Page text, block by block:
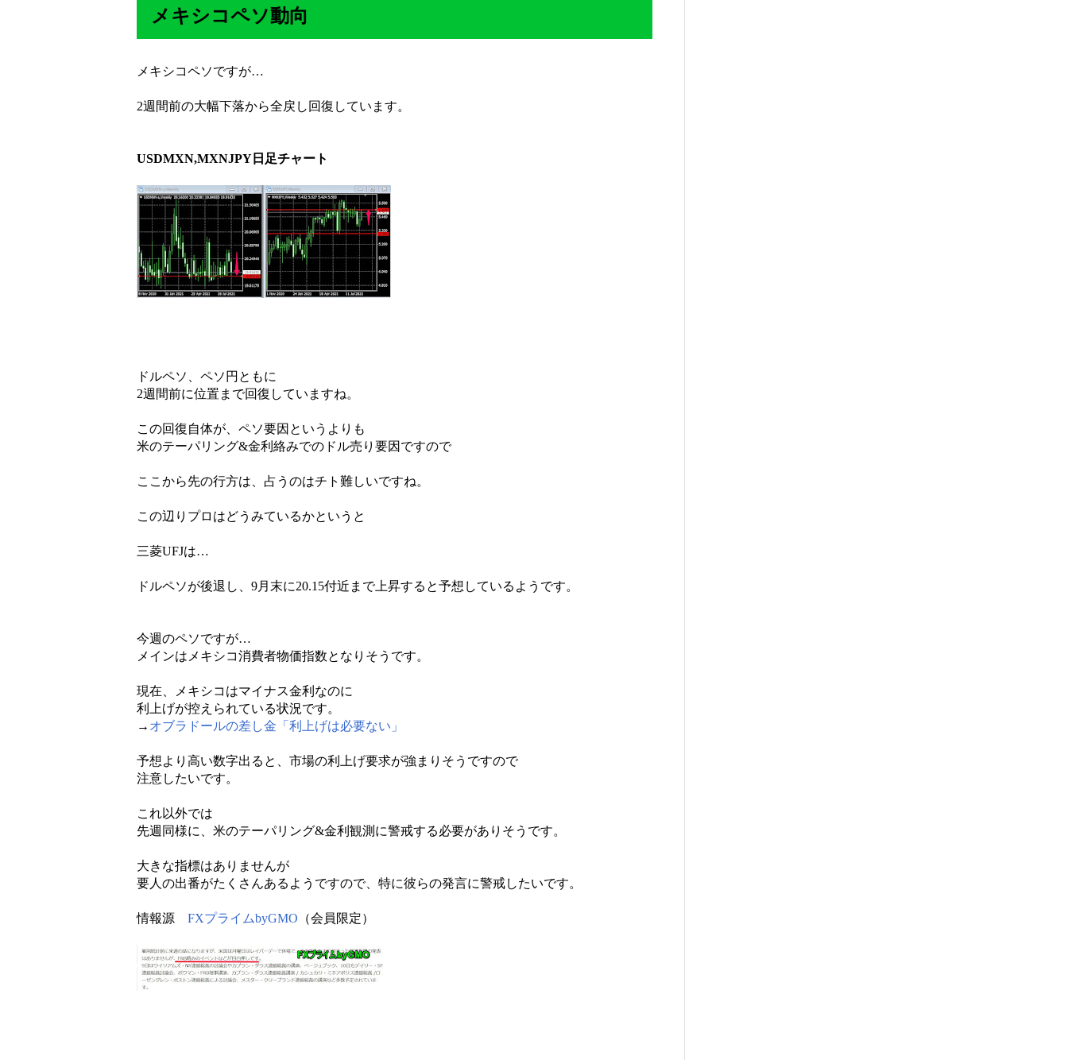
メキシコペソ動向
メキシコペソですが…
2週間前の大幅下落から全戻し回復しています。
USDMXN,MXNJPY日足チャート
ドルペソ、ペソ円ともに
2週間前に位置まで回復していますね。
この回復自体が、ペソ要因というよりも
米のテーパリング&金利絡みでのドル売り要因ですので
ここから先の行方は、占うのはチト難しいですね。
この辺りプロはどうみているかというと
三菱UFJは…
ドルペソが後退し、9月末に20.15付近まで上昇すると予想しているようです。
今週のペソですが…
メインはメキシコ消費者物価指数となりそうです。
現在、メキシコはマイナス金利なのに
利上げが控えられている状況です。
→ オブラドールの差し金「利上げは必要ない」
予想より高い数字出ると、市場の利上げ要求が強まりそうですので
注意したいです。
これ以外では
先週同様に、米のテーパリング&金利観測に警戒する必要がありそうです。
大きな指標はありませんが
要人の出番がたくさんあるようですので、特に彼らの発言に警戒したいです。
情報源 FXプライムbyGMO （会員限定）